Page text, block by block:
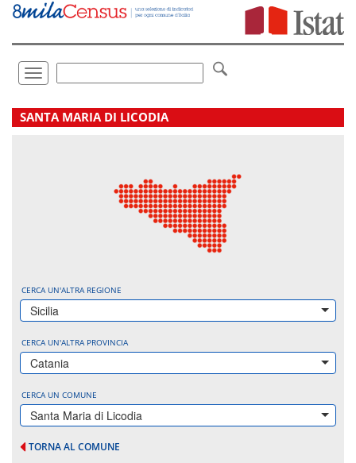
Vai
direttamente
Toggle
navigation
.
SANTA MARIA DI LICODIA
CERCA UN'ALTRA REGIONE
Sicilia
CERCA UN'ALTRA PROVINCIA
Catania
CERCA UN COMUNE
Santa Maria di Licodia
TORNA AL COMUNE